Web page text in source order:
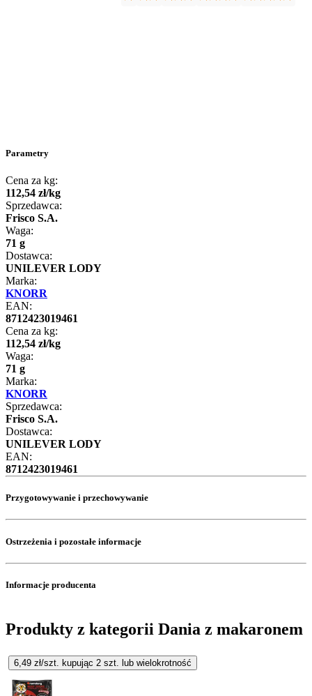
Parametry
Cena za kg:
112,54 zł/kg
Sprzedawca:
Frisco S.A.
Waga:
71 g
Dostawca:
UNILEVER LODY
Marka:
KNORR
EAN:
8712423019461
Cena za kg:
112,54 zł/kg
Waga:
71 g
Marka:
KNORR
Sprzedawca:
Frisco S.A.
Dostawca:
UNILEVER LODY
EAN:
8712423019461
Przygotowywanie i przechowywanie
Ostrzeżenia i pozostałe informacje
Informacje producenta
Produkty z kategorii Dania z makaronem
6,49 zł/szt. kupując 2 szt. lub wielokrotność